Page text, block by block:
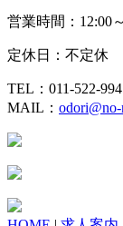
営業時間：12:00
定休日：不定休
TEL：011-522-
MAIL：